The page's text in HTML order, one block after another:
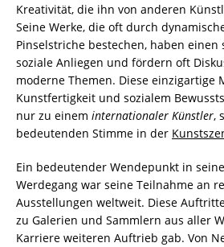
Kreativität, die ihn von anderen
Seine Werke, die oft durch
Pinselstriche bestechen, haben einen
soziale Anliegen und fördern oft
moderne Themen. Diese einzigartige
Kunstfertigkeit und sozialem
nur zu einem internationaler Künstler,
bedeutenden Stimme in der
Ein bedeutender Wendepunkt in
Werdegang war seine Teilnahme an
Ausstellungen weltweit. Diese
zu Galerien und Sammlern aus aller
Karriere weiteren Auftrieb gab. Von